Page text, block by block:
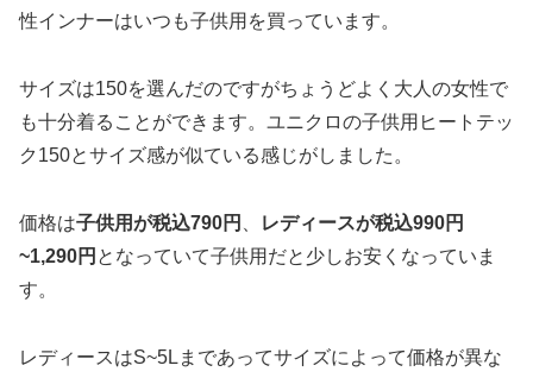
性インナーはいつも子供用を買っています。
サイズは150を選んだのですがちょうどよく大人の女性で
も十分着ることができます。ユニクロの子供用ヒートテッ
ク150とサイズ感が似ている感じがしました。
価格は子供用が税込790円
レディースが税込990円
~1,290円 となっていて子供用だと少しお安くなっていま
す。
レディースはS~5Lまであってサイズによって価格が異な